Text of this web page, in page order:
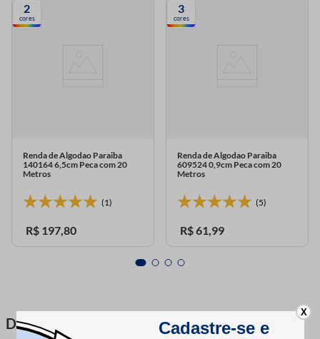
2
cores
Renda de Algodao Paraiba
140164 6,5cm Peca com 20
Metros
(1)
R$ 197,80
3
cores
Renda de Algodao Paraiba
609524 0,9cm Peca com 20
Metros
(5)
R$61,99
DESCRIÇÃO DO PRODUTO
X